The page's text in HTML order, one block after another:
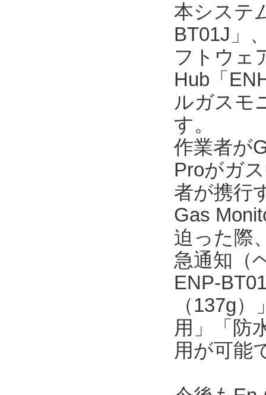
本システ
BT01J」
フトウェ
Hub「
ルガスモ
す。
作業者が
Proがガ
者が携行
Gas
迫った際
急通知（
ENP-
（137g
用」「防
用が可能